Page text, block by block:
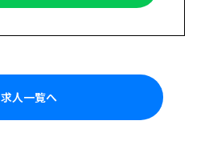
求人一覧へ